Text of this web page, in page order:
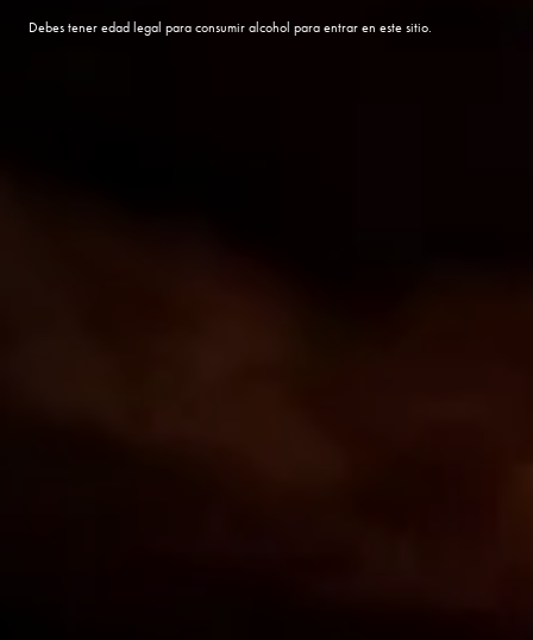
Debes tener edad legal para consumir alcohol para entrar en este sitio.